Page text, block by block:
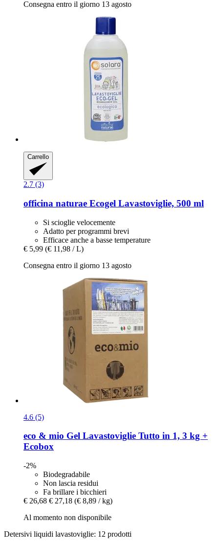
Consegna entro il giorno 13 agosto
Carrello
2.7 (3)
officina naturae Ecogel Lavastoviglie, 500 ml
Si scioglie velocemente
Adatto per programmi brevi
Efficace anche a basse temperature
€ 5,99 (€ 11,98 / L)
Consegna entro il giorno 13 agosto
4.6 (5)
eco & mio Gel Lavastoviglie Tutto in 1, 3 kg +
Ecobox
-2%
Biodegradabile
Non lascia residui
Fa brillare i bicchieri
€ 26,68 € 27,18 (€ 8,89 / kg)
Al momento non disponibile
Detersivi liquidi lavastoviglie: 12 prodotti